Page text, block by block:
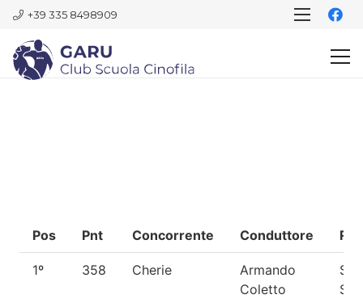
+39 335 8498909
Pos Pnt Concorrente Conduttore
1º 358 Cherie
Armando
Coletto